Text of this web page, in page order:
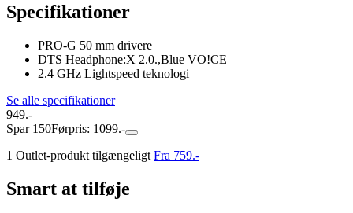
Specifikationer
PRO-G 50 mm drivere
DTS Headphone:X 2.0.,Blue VO!CE
2.4 GHz Lightspeed teknologi
Se alle specifikationer
949.-
Spar 150Førpris: 1099.-
1 Outlet-produkt tilgængeligt Fra 759.-
Smart at tilføje